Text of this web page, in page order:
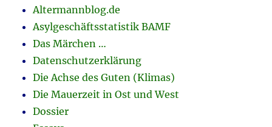
Altermannblog.de
Asylgeschäftsstatistik BAMF
Das Märchen …
Datenschutzerklärung
Die Achse des Guten (Klimas)
Die Mauerzeit in Ost und West
Dossier